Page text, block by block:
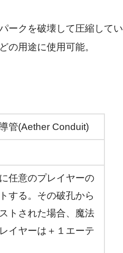
ークを破壊して圧縮してい
の用途に使用可能。
管(Aether Conduit)
任意のプレイヤーの
する。その破孔から
トされた場合、魔法
イヤーは＋１エーテ